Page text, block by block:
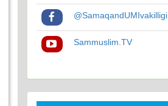
@SamaqandUMIvakilligi
Sammuslim.TV